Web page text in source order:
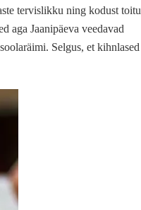
tervislikku ning kodust toitu
aga Jaanipäeva veedavad
Selgus, et kihnlased